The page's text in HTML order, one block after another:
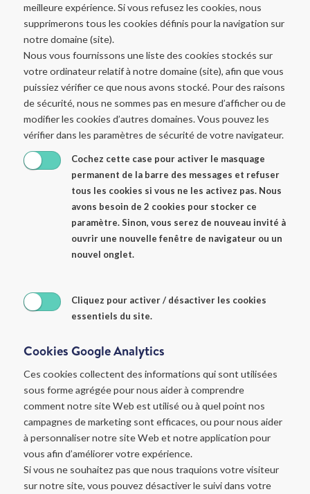
meilleure expérience. Si vous refusez les cookies, nous
supprimerons tous les cookies définis pour la navigation sur
notre domaine (site).
Nous vous fournissons une liste des cookies stockés sur
votre ordinateur relatif à notre domaine (site), afin que vous
puissiez vérifier ce que nous avons stocké. Pour des raisons
de sécurité, nous ne sommes pas en mesure d’afficher ou de
modifier les cookies d’autres domaines. Vous pouvez les
vérifier dans les paramètres de sécurité de votre navigateur.
Cochez cette case pour activer le masquage
permanent de la barre des messages et refuser
tous les cookies si vous ne les activez pas. Nous
avons besoin de 2 cookies pour stocker ce
paramètre. Sinon, vous serez de nouveau invité à
ouvrir une nouvelle fenêtre de navigateur ou un
nouvel onglet.
Cliquez pour activer / désactiver les cookies
essentiels du site.
Cookies Google Analytics
Ces cookies collectent des informations qui sont utilisées
sous forme agrégée pour nous aider à comprendre
comment notre site Web est utilisé ou à quel point nos
campagnes de marketing sont efficaces, ou pour nous aider
à personnaliser notre site Web et notre application pour
vous afin d’améliorer votre expérience.
Si vous ne souhaitez pas que nous traquions votre visiteur
sur notre site, vous pouvez désactiver le suivi dans votre